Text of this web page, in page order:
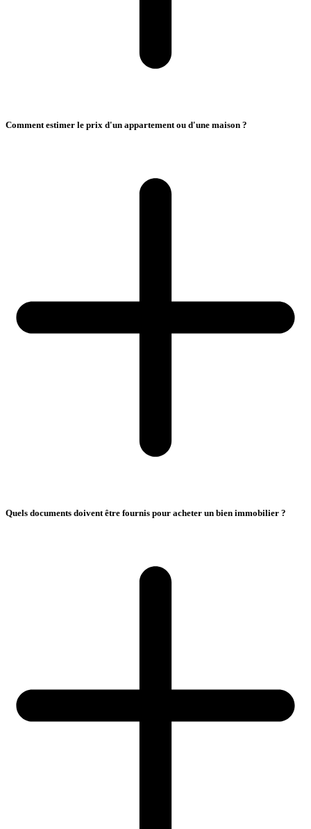
Comment estimer le prix d'un appartement ou d'une maison ?
Quels documents doivent être fournis pour acheter un bien immobilier ?